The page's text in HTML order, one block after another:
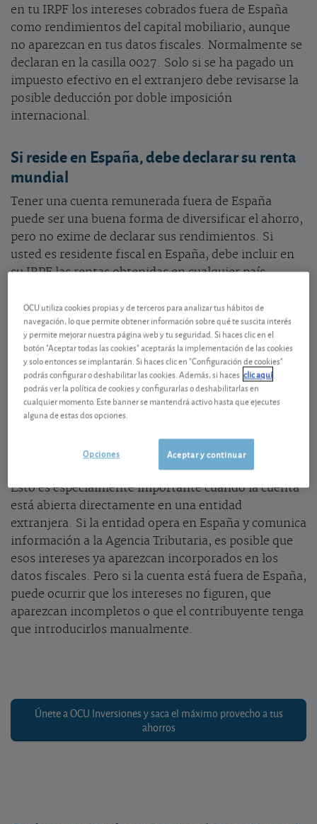
en tu IRPF los intereses cobrados fuera de España
como rendimientos del capital mobiliario, aunque
no aparezcan en tus datos fiscales. Normalmente se
declaran en la casilla 0027. Solo si se ha pagado un
impuesto efectivo en el extranjero debe revisarse la
posible deducción por doble imposición
internacional.
Si reside en España, debe declarar su renta
mundial
Tener una cuenta remunerada fuera de España
puede ser una buena forma de diversificar el ahorro,
pero no exime de declarar sus rendimientos. Si
usted es residente fiscal en España, debe incluir en
su IRPF las rentas obtenidas en cualquier país,
WEB. Cada año, muchos contribuyentes parten de
los datos fiscales facilitados por la Agencia
Tributaria. Son una ayuda útil, pero no son infalibles
ni sustituyen la responsabilidad del contribuyente.
La regla general es clara:el IRPF grava la renta
mundial de quienes residen fiscalmente en España
Por tanto, los intereses cobrados en una cuenta,
y, si procede, declararse.
Esto es especialmente importante cuando la cuenta
está abierta directamente en una entidad
extranjera. Si la entidad opera en España y comunica
información a la Agencia Tributaria, es posible que
esos intereses ya aparezcan incorporados en los
datos fiscales. Pero si la cuenta está fuera de España,
puede ocurrir que los intereses no figuren, que
aparezcan incompletos o que el contribuyente tenga
que introducirlos manualmente.
Únete a OCU Inversiones y saca el máximo provecho a tus
ahorros
OCU utiliza cookies propias y de terceros para analizar tus hábitos de
navegación, lo que permite obtener información sobre qué te suscita interés
y permite mejorar nuestra página web y tu seguridad. Si haces clic en el
botón "Aceptar todas las cookies" aceptarás la implementación de las cookies
y solo entonces se implantarán. Si haces clic en "Configuración de cookies"
podrás configurar o deshabilitar las cookies. Además, si haces clic aquí
podrás ver la política de cookies y configurarlas o deshabilitarlas en
cualquier momento. Este banner se mantendrá activo hasta que ejecutes
alguna de estas dos opciones.
Aceptar y continuar
Opciones